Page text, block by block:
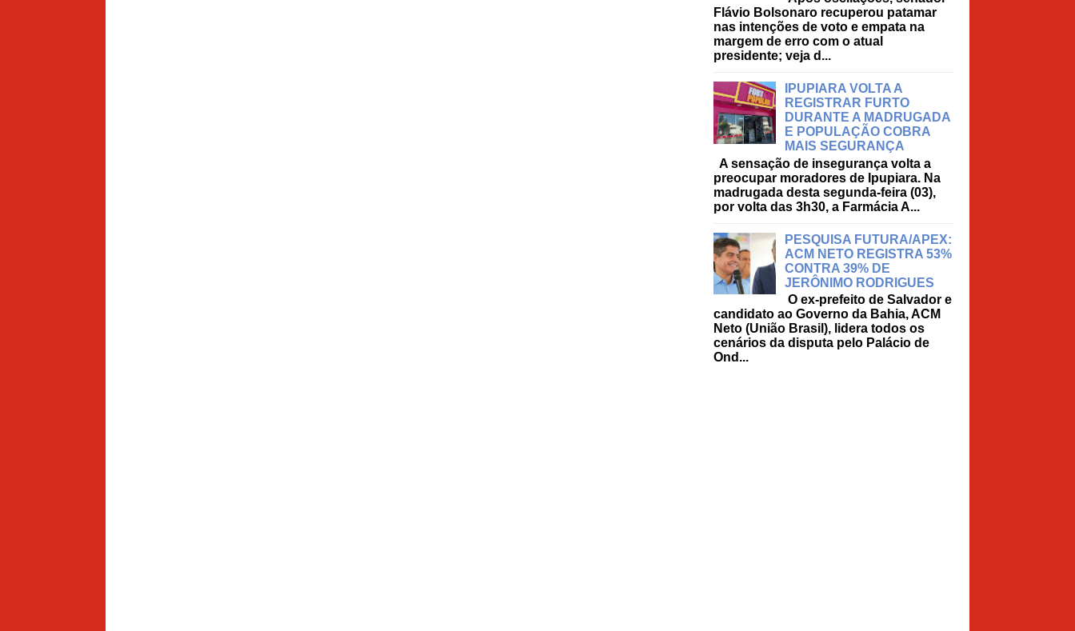
Flávio Bolsonaro recuperou patamar
nas intenções de voto e empata na
margem de erro com o atual
presidente; veja d...
IPUPIARA VOLTA A
REGISTRAR FURTO
DURANTE A MADRUGADA
E POPULAÇÃO COBRA
MAIS SEGURANÇA
A sensação de insegurança volta a
preocupar moradores de Ipupiara. Na
madrugada desta segunda-feira (03),
por volta das 3h30, a Farmácia A...
PESQUISA FUTURA/APEX:
ACM NETO REGISTRA 53%
CONTRA 39% DE
JERÔNIMO RODRIGUES
O ex-prefeito de Salvador e
candidato ao Governo da Bahia, ACM
Neto (União Brasil), lidera todos os
cenários da disputa pelo Palácio de
Ond...